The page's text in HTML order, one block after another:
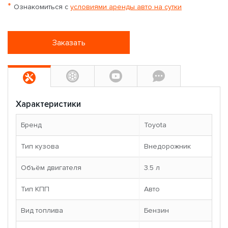
* Ознакомиться с условиями аренды авто на сутки
Заказать
Характеристики
Бренд Toyota
Тип кузова Внедорожник
Объём двигателя 3.5 л
Тип КПП Авто
Вид топлива Бензин